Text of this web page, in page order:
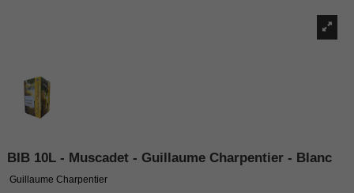
BIB 10L - Muscadet - Guillaume Charpentier - Blanc
Guillaume Charpentier